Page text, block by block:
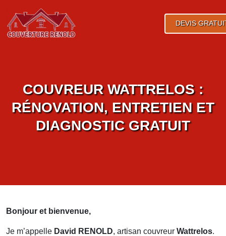
DEVIS
COUVREUR WATTRELOS :
RÉNOVATION, ENTRETIEN ET
DIAGNOSTIC GRATUIT
Bonjour et bienvenue,
Je m’appelle David RENOLD, artisan couvreur Wattrelos.